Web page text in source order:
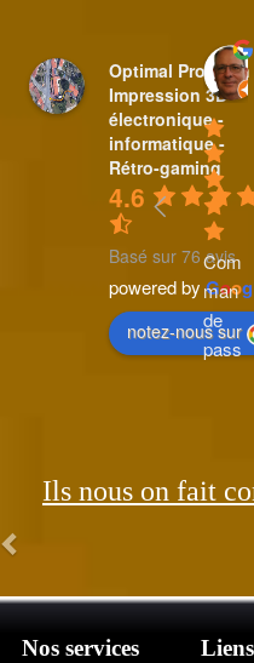
Optimal Pro
Impression 3D -
électronique -
informatique -
Rétro-gaming
4.6
Basé sur 76 avis
powered byGoog
notez-nous sur
Com
man
de
pass
née
ait du
servi
Ils nous on fait
Nos services